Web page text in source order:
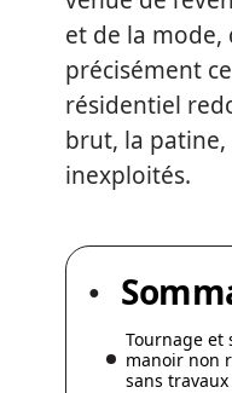
et de la mode,
précisément
résidentiel
brut, la
inexploités.
Tournage et
manoir non
sans